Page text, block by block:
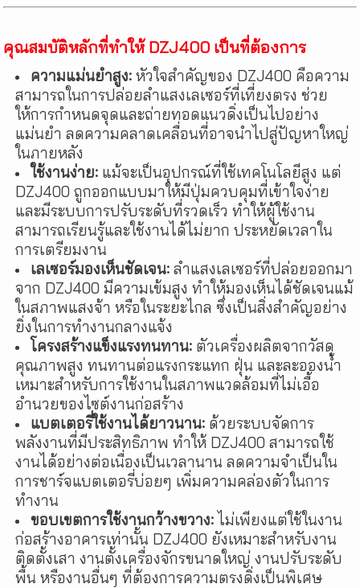
คุณสมบัติหลักที่ทำให้ DZJ400 เป็นที่ต้องการ
ความแม่นยำสูง: หัวใจสำคัญของ DZJ400 คือความ
สามารถในการปล่อยลำแสงเลเซอร์ที่เที่ยงตรง ช่วย
ให้การกำหนดจุดและถ่ายทอดแนวดิ่งเป็นไปอย่าง
แม่นยำ ลดความคลาดเคลื่อนที่อาจนำไปสู่ปัญหาใหญ่
ในภายหลัง
ใช้งานง่าย: แม้จะเป็นอุปกรณ์ที่ใช้เทคโนโลยีสูง แต่
DZJ400 ถูกออกแบบมาให้มีปุ่มควบคุมที่เข้าใจง่าย
และมีระบบการปรับระดับที่รวดเร็ว ทำให้ผู้ใช้งาน
สามารถเรียนรู้และใช้งานได้ไม่ยาก ประหยัดเวลาใน
การเตรียมงาน
เลเซอร์มองเห็นชัดเจน: ลำแสงเลเซอร์ที่ปล่อยออกมา
จาก DZJ400 มีความเข้มสูง ทำให้มองเห็นได้ชัดเจนแม้
ในสภาพแสงจ้า หรือในระยะไกล ซึ่งเป็นสิ่งสำคัญอย่าง
ยิ่งในการทำงานกลางแจ้ง
โครงสร้างแข็งแรงทนทาน: ตัวเครื่องผลิตจากวัสดุ
คุณภาพสูง ทนทานต่อแรงกระแทก ฝุ่น และละอองน้ำ
เหมาะสำหรับการใช้งานในสภาพแวดล้อมที่ไม่เอื้อ
อำนวยของไซต์งานก่อสร้าง
แบตเตอรี่ใช้งานได้ยาวนาน: ด้วยระบบจัดการ
พลังงานที่มีประสิทธิภาพ ทำให้ DZJ400 สามารถใช้
งานได้อย่างต่อเนื่องเป็นเวลานาน ลดความจำเป็นใน
การชาร์จแบตเตอรี่บ่อยๆ เพิ่มความคล่องตัวในการ
ทำงาน
ขอบเขตการใช้งานกว้างขวาง: ไม่เพียงแต่ใช้ในงาน
ก่อสร้างอาคารเท่านั้น DZJ400 ยังเหมาะสำหรับงาน
ติดตั้งเสา งานตั้งเครื่องจักรขนาดใหญ่ งานปรับระดับ
พื้น หรืองานอื่นๆ ที่ต้องการความตรงดิ่งเป็นพิเศษ